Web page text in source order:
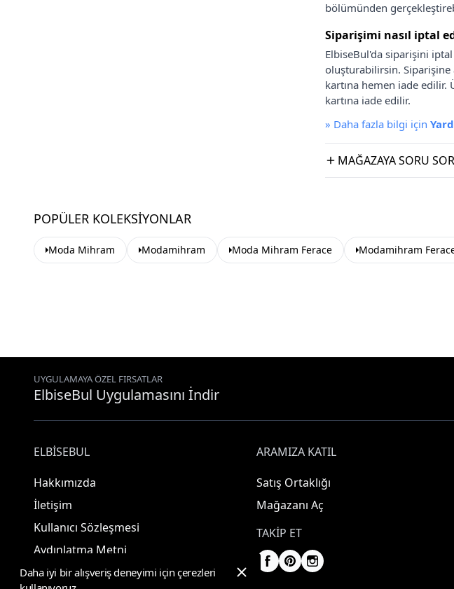
bölümünden
Siparişimi nasıl iptal
ElbiseBul'da siparişini
oluşturabilirsin.
kartına hemen iade
kartına iade edilir.
» Daha fazla bilgi için
MAĞAZAYA SORU SOR
POPÜLER KOLEKSIYONLAR
Moda Mihram Modamihram Moda Mihram Ferace Modamihram
UYGULAMAYA ÖZEL FIRSATLAR
ElbiseBul Uygulamasını İndir
ELBISEBUL
Hakkımızda
İletişim
Kullanıcı Sözleşmesi
Aydınlatma Metni
ARAMIZA KATIL
Satış Ortaklığı
Mağazanı Aç
TAKIP ET
Daha iyi bir alışveriş deneyimi için çerezleri